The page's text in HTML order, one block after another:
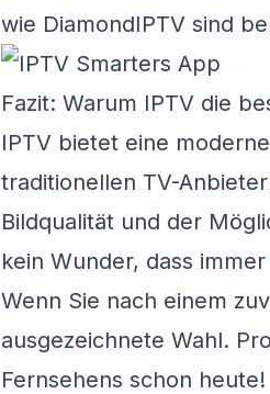
wie DiamondIPTV sind
Fazit: Warum IPTV die
IPTV bietet eine
traditionellen TV-
Bildqualität und der
kein Wunder, dass
Wenn Sie nach einem
ausgezeichnete Wahl.
Fernsehens schon heute!